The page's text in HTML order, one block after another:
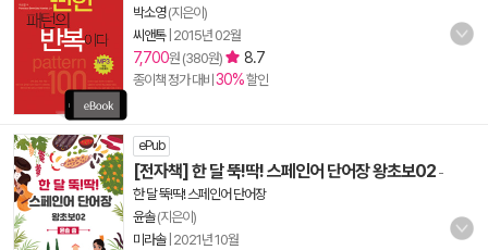
박소영(지은이)
씨앤톡| 2015년 02월
7,700원 (380원) 8.7
종이책 정가 대비 30%할인
ePub
[전자책] 한 달 뚝!딱! 스페인어 단어장 왕초보02 -
한 달 뚝!딱! 스페인어 단어장
윤솔(지은이)
미라솔| 2021년 10월